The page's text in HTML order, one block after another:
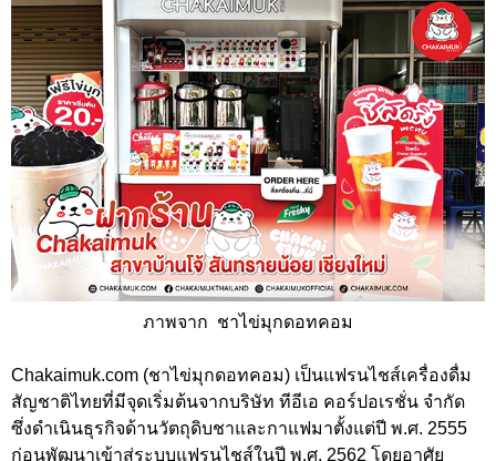
ภาพจาก ชาไข่มุกดอทคอม
Chakaimuk.com (ชาไข่มุกดอทคอม) เป็นแฟรนไชส์เครื่องดื่ม
สัญชาติไทยที่มีจุดเริ่มต้นจากบริษัท ทีอีเอ คอร์ปอเรชั่น จำกัด
ซึ่งดำเนินธุรกิจด้านวัตถุดิบชาและกาแฟมาตั้งแต่ปี พ.ศ. 2555
ก่อนพัฒนาเข้าสู่ระบบแฟรนไชส์ในปี พ.ศ. 2562 โดยอาศัย